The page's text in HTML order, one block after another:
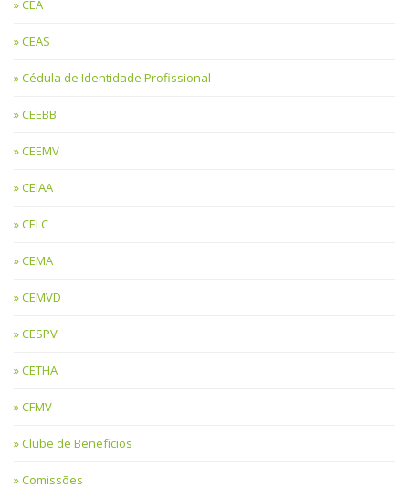
CEA
CEAS
Cédula de Identidade Profissional
CEEBB
CEEMV
CEIAA
CELC
CEMA
CEMVD
CESPV
CETHA
CFMV
Clube de Benefícios
Comissões